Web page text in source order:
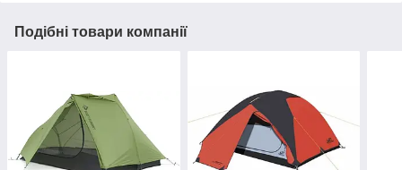
Подібні товари компанії